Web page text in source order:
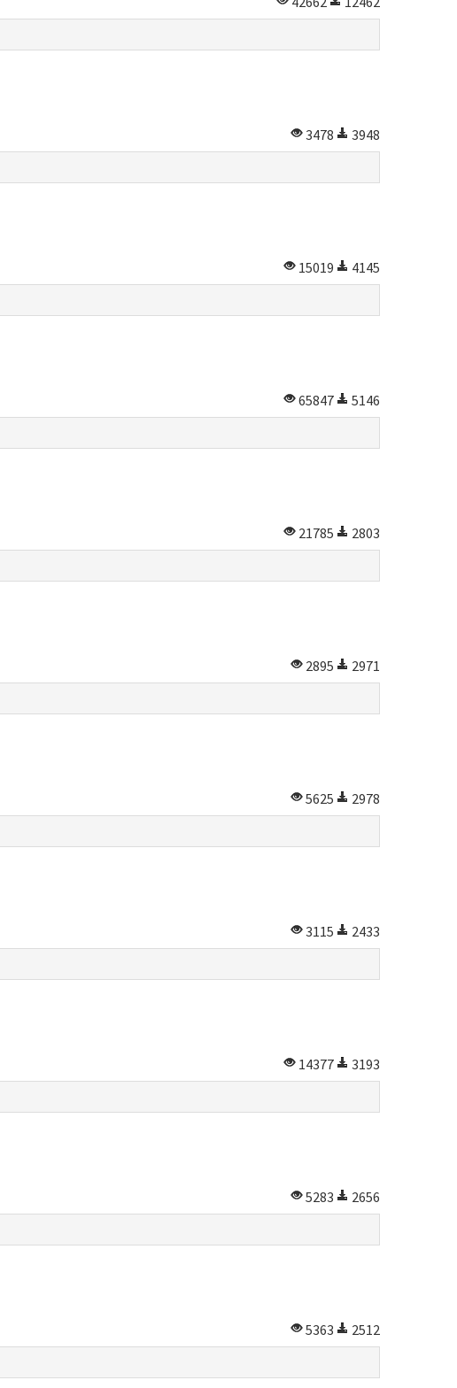
3478
3948
15019
4145
65847
5146
21785
2803
2895
2971
5625
2978
3115
2433
14377
3193
5283
2656
5363
2512